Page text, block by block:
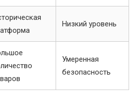
Низкий уровень
Умеренная
безопасность